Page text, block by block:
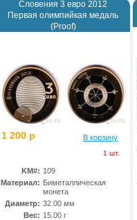
Словения 3 евро 2012
Первая олимпийкая медаль
(Proof)
1 200 р В корзину
1 шт.
KM#: 109
Материал: Биметаллическая
монета
Диаметр: 32.00 мм
Вес: 15.00 г